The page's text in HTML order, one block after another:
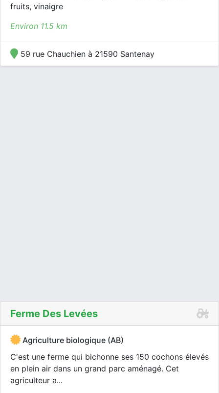
fruits, vinaigre
Environ 11.5 km
59 rue Chauchien à 21590 Santenay
Ferme Des Levées
Agriculture biologique (AB)
C'est une ferme qui bichonne ses 150 cochons élevés
en plein air dans un grand parc aménagé. Cet
agriculteur a...